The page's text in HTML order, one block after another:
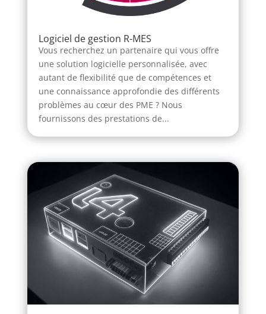
Logiciel de gestion R-MES
Vous recherchez un partenaire qui vous offre
une solution logicielle personnalisée, avec
autant de flexibilité que de compétences et
une connaissance approfondie des différents
problèmes au cœur des PME ? Nous
fournissons des prestations de...